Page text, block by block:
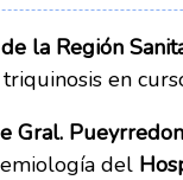
la Región
en
Gral. Pueyrredon
del